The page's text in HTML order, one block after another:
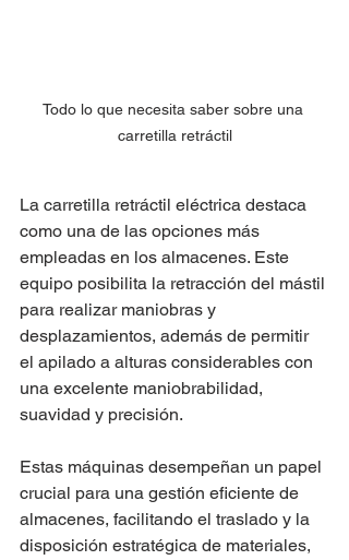
Todo lo que necesita saber sobre una
carretilla retráctil
La carretilla retráctil eléctrica destaca
como una de las opciones más
empleadas en los almacenes. Este
equipo posibilita la retracción del mástil
para realizar maniobras y
desplazamientos, además de permitir
el apilado a alturas considerables con
una excelente maniobrabilidad,
suavidad y precisión.
Estas máquinas desempeñan un papel
crucial para una gestión eficiente de
almacenes, facilitando el traslado y la
disposición estratégica de materiales,